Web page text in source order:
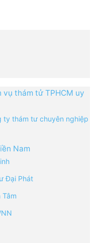
thám tử TPHCM uy
ty thám tư chuyên nghiệp
Nam
Đại Phát